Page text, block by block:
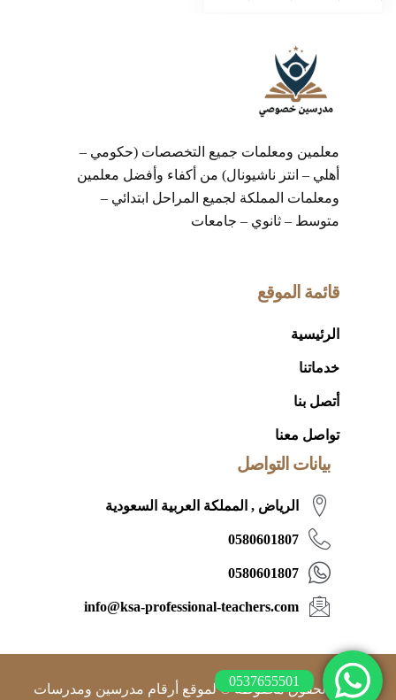
معلمين ومعلمات جميع التخصصات (حكومي –
أهلي – انتر ناشيونال) من أكفاء وأفضل معلمين
ومعلمات المملكة لجميع المراحل ابتدائي –
متوسط – ثانوي – جامعات
قائمة الموقع
الرئيسية
خدماتنا
أتصل بنا
تواصل معنا
بيانات التواصل
الرياض , المملكة العربية السعودية
0580601807
0580601807
info@ksa-professional-teachers.com
جميع الحقوق محفوظة © لموقع أرقام مدرسين ومدرسات
0537655501